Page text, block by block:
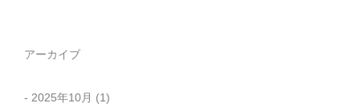
アーカイブ
2025年10月 (1)